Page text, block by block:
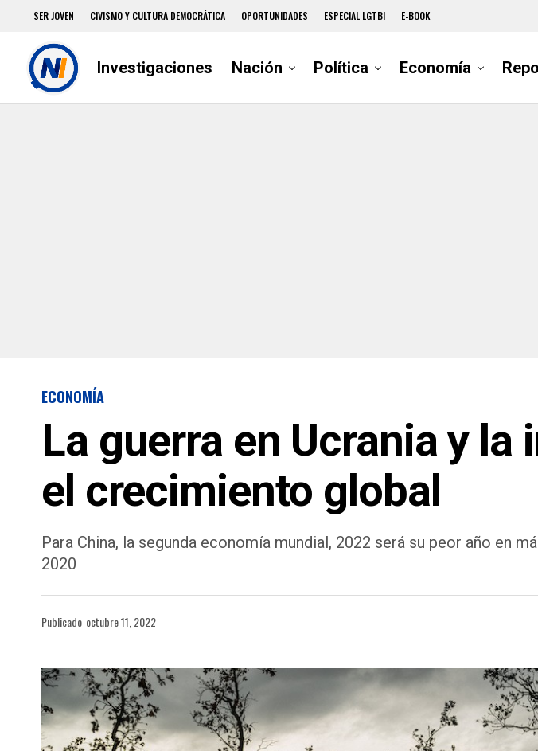
SER JOVEN CIVISMO Y CULTURA DEMOCRÁTICA OPORTUNIDADES ESPECIAL LGTBI E-BOOK
Investigaciones Nación Política Economía
ECONOMÍA
La guerra en Ucrania y
el crecimiento global
Para China, la segunda economía mundial, 2022 será su peor año en
2020
Publicado octubre 11, 2022